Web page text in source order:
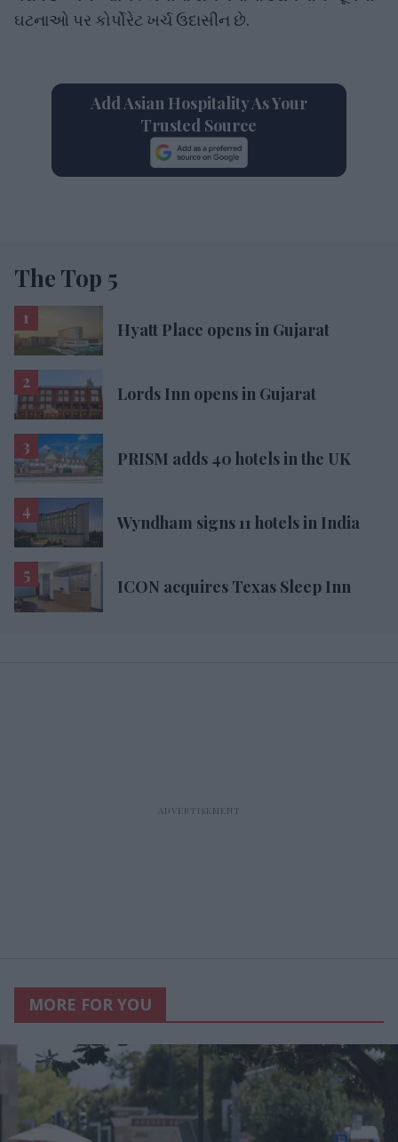
ઘટનાઓ પર કોર્પોરેટ ખર્ચ ઉદાસીન છે.
Add Asian Hospitality As Your
Trusted Source
The Top 5
Hyatt Place opens in Gujarat
Lords Inn opens in Gujarat
PRISM adds 40 hotels in the UK
Wyndham signs 11 hotels in India
ICON acquires Texas Sleep Inn
MORE FOR YOU